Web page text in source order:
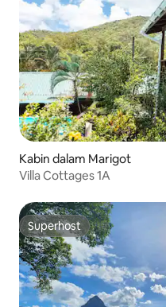
Kabin dalam Marigot
Villa Cottages 1A
Superhost
Superhost